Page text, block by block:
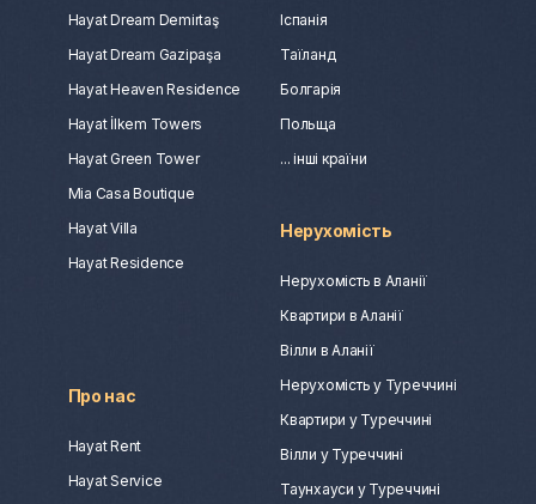
Hayat Dream Demirtaş
Hayat Dream Gazipaşa
Hayat Heaven Residence
Hayat İlkem Towers
Hayat Green Tower
Mia Casa Boutique
Hayat Villa
Hayat Residence
Іспанія
Таїланд
Болгарія
Польща
... інші країни
Про нас
Hayat Rent
Hayat Service
Нерухомість
Нерухомість в Аланії
Квартири в Аланії
Вілли в Аланії
Нерухомість у Туреччині
Квартири у Туреччині
Вілли у Туреччині
Таунхауси у Туреччині